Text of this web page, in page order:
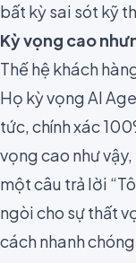
bất kỳ sai sót kỹ
Kỳ vọng cao
Thế hệ khách
Họ kỳ vọng AI
tức, chính xác
vọng cao như
một câu trả lời
ngòi cho sự thất
cách nhanh